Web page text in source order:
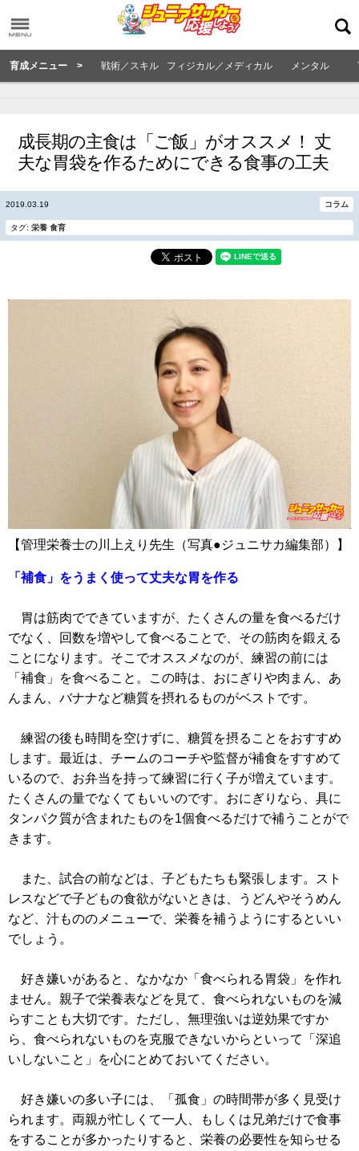
育成メニュー > 戦術／スキル フィジカル／メディカル メンタル
成長期の主食は「ご飯」がオススメ！ 丈
夫な胃袋を作るためにできる食事の工夫
2019.03.19 コラム
タグ: 栄養 食育
【管理栄養士の川上えり先生（写真●ジュニサカ編集部）】
「補食」をうまく使って丈夫な胃を作る
胃は筋肉でできていますが、たくさんの量を食べるだけ
でなく、回数を増やして食べることで、その筋肉を鍛える
ことになります。そこでオススメなのが、練習の前には
「補食」を食べること。この時は、おにぎりや肉まん、あ
んまん、バナナなど糖質を摂れるものがベストです。
練習の後も時間を空けずに、糖質を摂ることをおすすめ
します。最近は、チームのコーチや監督が補食をすすめて
いるので、お弁当を持って練習に行く子が増えています。
たくさんの量でなくてもいいのです。おにぎりなら、具に
タンパク質が含まれたものを1個食べるだけで補うことがで
きます。
また、試合の前などは、子どもたちも緊張します。スト
レスなどで子どもの食欲がないときは、うどんやそうめん
など、汁もののメニューで、栄養を補うようにするといい
でしょう。
好き嫌いがあると、なかなか「食べられる胃袋」を作れ
ません。親子で栄養表などを見て、食べられないものを減
らすことも大切です。ただし、無理強いは逆効果ですか
ら、食べられないものを克服できないからといって「深追
いしないこと」を心にとめておいてください。
好き嫌いの多い子には、「孤食」の時間帯が多く見受け
られます。両親が忙しくて一人、もしくは兄弟だけで食事
をすることが多かったりすると、栄養の必要性を知らせる